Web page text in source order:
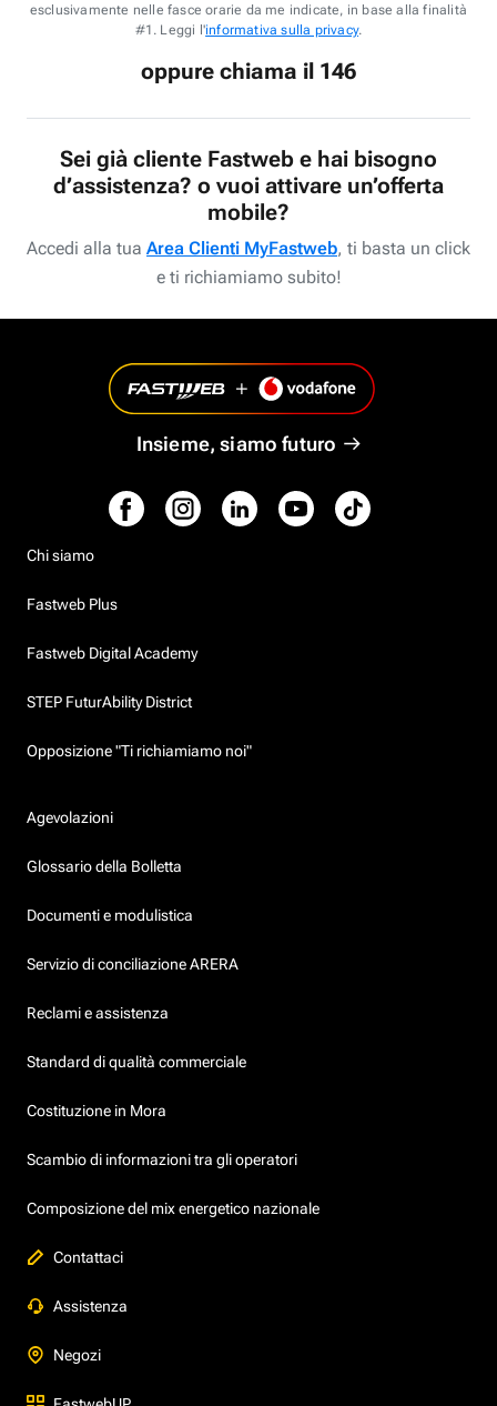
esclusivamente nelle fasce orarie da me indicate, in base alla finalità
#1. Leggi l'informativa sulla privacy.
oppure chiama il 146
Sei già cliente Fastweb e hai bisogno
d’assistenza? o vuoi attivare un’offerta
mobile?
Accedi alla tua Area Clienti MyFastweb, ti basta un click
e ti richiamiamo subito!
Insieme, siamo futuro
Chi siamo
Fastweb Plus
Fastweb Digital Academy
STEP FuturAbility District
Opposizione "Ti richiamiamo noi"
Agevolazioni
Glossario della Bolletta
Documenti e modulistica
Servizio di conciliazione ARERA
Reclami e assistenza
Standard di qualità commerciale
Costituzione in Mora
Scambio di informazioni tra gli operatori
Composizione del mix energetico nazionale
Contattaci
Assistenza
Negozi